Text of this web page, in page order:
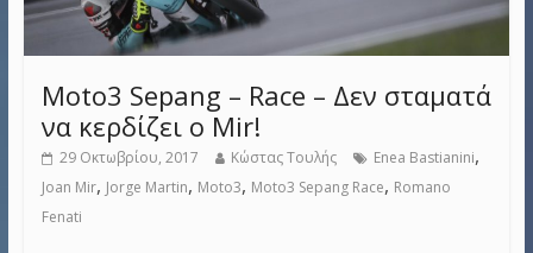
Moto3 Sepang – Race – Δεν σταματά
να κερδίζει ο Mir!
29 Οκτωβρίου, 2017 Κώστας Τουλής Enea Bastianini,
Joan Mir, Jorge Martin, Moto3, Moto3 Sepang Race, Romano
Fenati